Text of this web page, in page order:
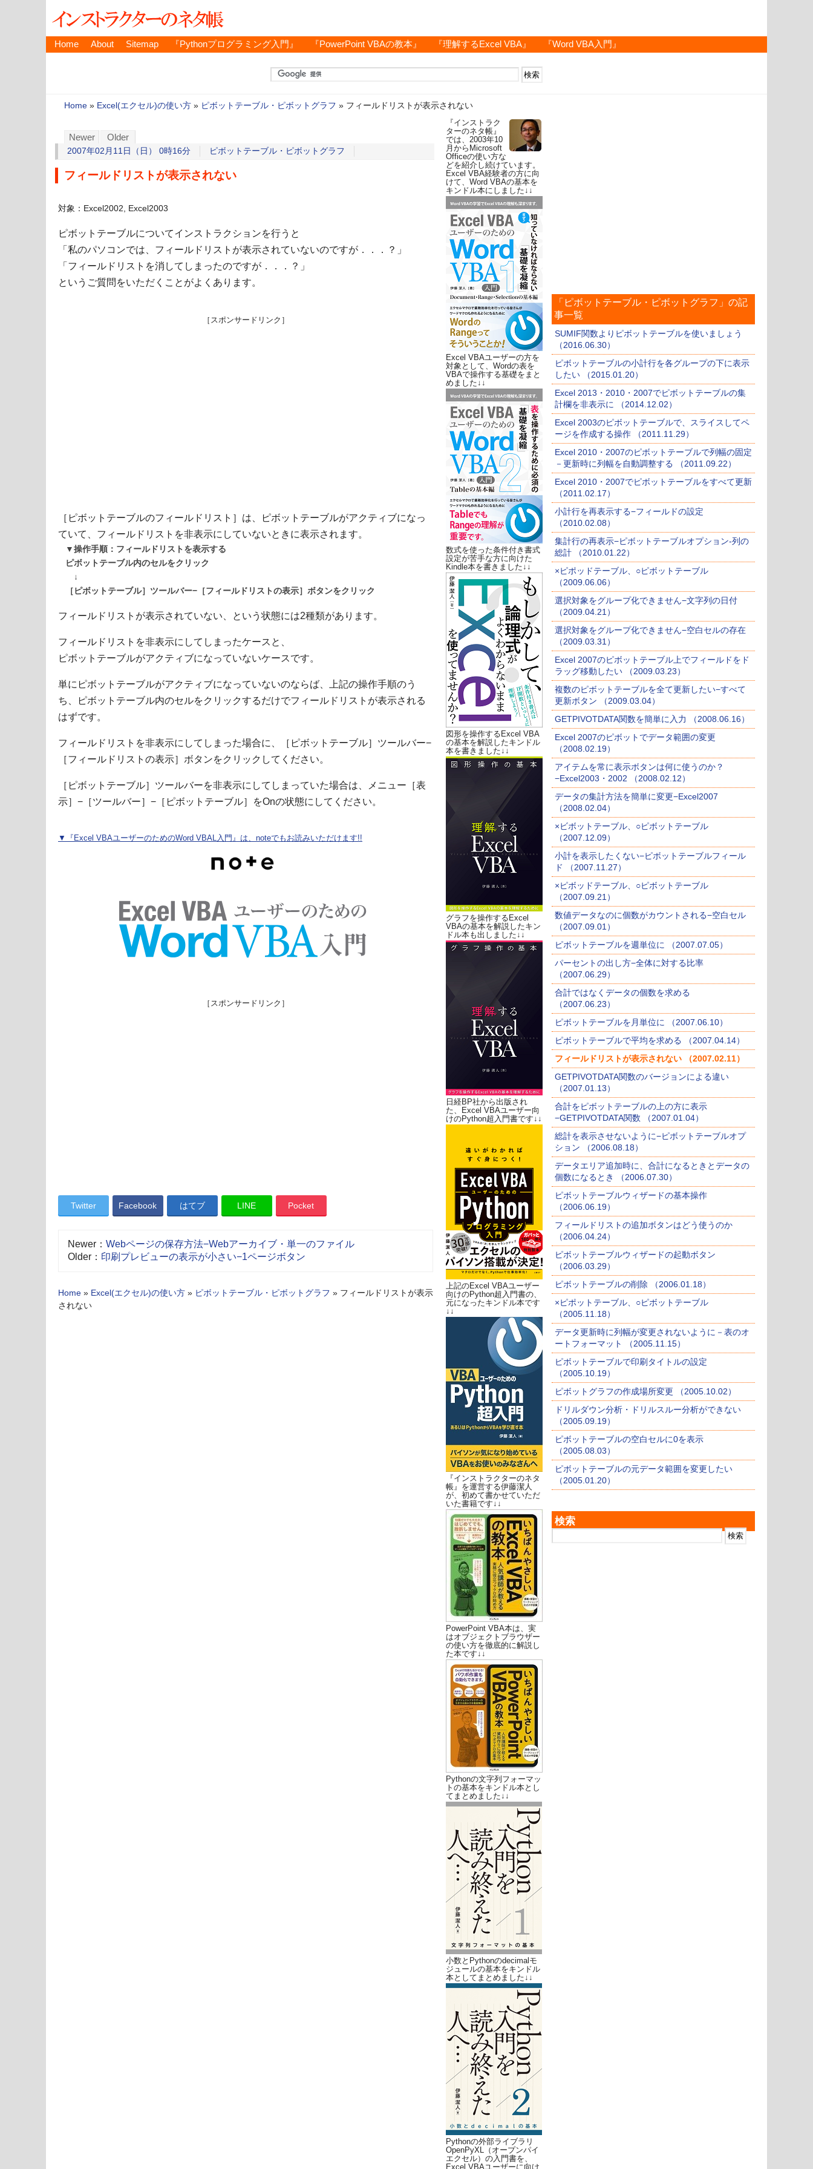
Home About Sitemap 『Pythonプログラミング入門』 『PowerPoint VBAの教本』 『理解するExcel VBA』 『Word VBA入門』
Home » Excel(エクセル)の使い方 » ピボットテーブル・ピボットグラフ » フィールドリストが表示されない
Newer Older
2007年02月11日（日） 0時16分 ピボットテーブル・ピボットグラフ
フィールドリストが表示されない
対象：Excel2002, Excel2003
ピボットテーブルについてインストラクションを行うと
「私のパソコンでは、フィールドリストが表示されていないのですが．．．？」
「フィールドリストを消してしまったのですが．．．？」
というご質問をいただくことがよくあります。
［スポンサードリンク］
［ピボットテーブルのフィールドリスト］は、ピボットテーブルがアクティブになっ
ていて、フィールドリストを非表示にしていないときに表示されます。
▼操作手順：フィールドリストを表示する
ピボットテーブル内のセルをクリック
↓
［ピボットテーブル］ツールバー−［フィールドリストの表示］ボタンをクリック
フィールドリストが表示されていない、という状態には2種類があります。
フィールドリストを非表示にしてしまったケースと、
ピボットテーブルがアクティブになっていないケースです。
単にピボットテーブルがアクティブになっていないのならば、上記の操作手順のう
ち、ピボットテーブル内のセルをクリックするだけでフィールドリストが表示される
はずです。
フィールドリストを非表示にしてしまった場合に、［ピボットテーブル］ツールバー−
［フィールドリストの表示］ボタンをクリックしてください。
［ピボットテーブル］ツールバーを非表示にしてしまっていた場合は、メニュー［表
示］−［ツールバー］−［ピボットテーブル］をOnの状態にしてください。
▼『Excel VBAユーザーのためのWord VBAL入門』は、noteでもお読みいただけます!!
［スポンサードリンク］
Twitter Facebook はてブ LINE Pocket
Newer： Webページの保存方法−Webアーカイブ・単一のファイル
Older： 印刷プレビューの表示が小さい−1ページボタン
Home » Excel(エクセル)の使い方 » ピボットテーブル・ピボットグラフ » フィールドリストが表示
されない
『インストラク
ターのネタ帳』
では、2003年10
月からMicrosoft
Officeの使い方な
どを紹介し続けています。
Excel VBA経験者の方に向
けて、Word VBAの基本を
キンドル本にしました↓↓
Excel VBAユーザーの方を
対象として、Wordの表を
VBAで操作する基礎をまと
めました↓↓
数式を使った条件付き書式
設定が苦手な方に向けた
Kindle本を書きました↓↓
図形を操作するExcel VBA
の基本を解説したキンドル
本を書きました↓↓
グラフを操作するExcel
VBAの基本を解説したキン
ドル本も出しました↓↓
日経BP社から出版され
た、Excel VBAユーザー向
けのPython超入門書です↓↓
上記のExcel VBAユーザー
向けのPython超入門書の、
元になったキンドル本です
↓↓
『インストラクターのネタ
帳』を運営する伊藤潔人
が、初めて書かせていただ
いた書籍です↓↓
PowerPoint VBA本は、実
はオブジェクトブラウザー
の使い方を徹底的に解説し
た本です↓↓
Pythonの文字列フォーマッ
トの基本をキンドル本とし
てまとめました↓↓
小数とPythonのdecimalモ
ジュールの基本をキンドル
本としてまとめました↓↓
Pythonの外部ライブラリ
OpenPyXL（オープンパイ
エクセル）の入門書を、
Excel VBAユーザーに向け
「ピボットテーブル・ピボットグラフ」の記
事一覧
SUMIF関数よりピボットテーブルを使いましょう
（2016.06.30）
ピボットテーブルの小計行を各グループの下に表示
したい （2015.01.20）
Excel 2013・2010・2007でピボットテーブルの集
計欄を非表示に （2014.12.02）
Excel 2003のピボットテーブルで、スライスしてペ
ージを作成する操作 （2011.11.29）
Excel 2010・2007のピボットテーブルで列幅の固定
－更新時に列幅を自動調整する （2011.09.22）
Excel 2010・2007でピボットテーブルをすべて更新
（2011.02.17）
小計行を再表示する−フィールドの設定
（2010.02.08）
集計行の再表示−ピボットテーブルオプション-列の
総計 （2010.01.22）
×ピポッドテーブル、○ピボットテーブル
（2009.06.06）
選択対象をグループ化できません−文字列の日付
（2009.04.21）
選択対象をグループ化できません−空白セルの存在
（2009.03.31）
Excel 2007のピボットテーブル上でフィールドをド
ラッグ移動したい （2009.03.23）
複数のピボットテーブルを全て更新したい−すべて
更新ボタン （2009.03.04）
GETPIVOTDATA関数を簡単に入力 （2008.06.16）
Excel 2007のピボットでデータ範囲の変更
（2008.02.19）
アイテムを常に表示ボタンは何に使うのか？
−Excel2003・2002 （2008.02.12）
データの集計方法を簡単に変更−Excel2007
（2008.02.04）
×ビボットテーブル、○ピボットテーブル
（2007.12.09）
小計を表示したくない−ピボットテーブルフィール
ド （2007.11.27）
×ピボッドテーブル、○ピボットテーブル
（2007.09.21）
数値データなのに個数がカウントされる−空白セル
（2007.09.01）
ピボットテーブルを週単位に （2007.07.05）
パーセントの出し方−全体に対する比率
（2007.06.29）
合計ではなくデータの個数を求める
（2007.06.23）
ピボットテーブルを月単位に （2007.06.10）
ピボットテーブルで平均を求める （2007.04.14）
フィールドリストが表示されない （2007.02.11）
GETPIVOTDATA関数のバージョンによる違い
（2007.01.13）
合計をピボットテーブルの上の方に表示
−GETPIVOTDATA関数 （2007.01.04）
総計を表示させないように−ピボットテーブルオプ
ション （2006.08.18）
データエリア追加時に、合計になるときとデータの
個数になるとき （2006.07.30）
ピボットテーブルウィザードの基本操作
（2006.06.19）
フィールドリストの追加ボタンはどう使うのか
（2006.04.24）
ピボットテーブルウィザードの起動ボタン
（2006.03.29）
ピボットテーブルの削除 （2006.01.18）
×ピポットテーブル、○ピボットテーブル
（2005.11.18）
データ更新時に列幅が変更されないように－表のオ
ートフォーマット （2005.11.15）
ピボットテーブルで印刷タイトルの設定
（2005.10.19）
ピボットグラフの作成場所変更 （2005.10.02）
ドリルダウン分析・ドリルスルー分析ができない
（2005.09.19）
ピボットテーブルの空白セルに0を表示
（2005.08.03）
ピボットテーブルの元データ範囲を変更したい
（2005.01.20）
検索